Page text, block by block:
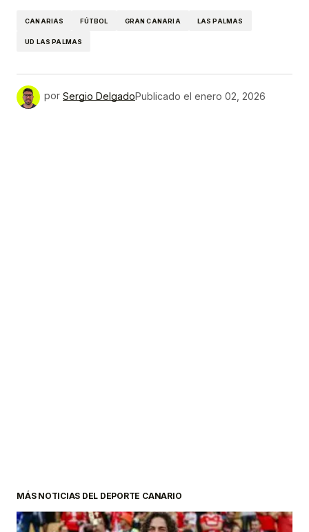
CANARIAS FÚTBOL GRAN CANARIA LAS PALMAS
UD LAS PALMAS
por Sergio DelgadoPublicado el enero 02, 2026
MÁS NOTICIAS DEL DEPORTE CANARIO